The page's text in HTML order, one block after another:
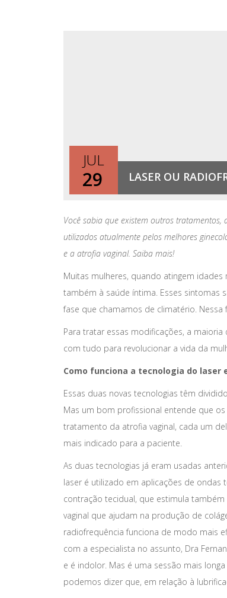
JUL
29 LASER OU
Você sabia que existem outros
utilizados atualmente pelos melhores
e a atrofia vaginal. Saiba mais!
Muitas mulheres, quando atingem
também à saúde íntima. Esses sintomas
fase que chamamos de climatério.
Para tratar essas modificações, a
com tudo para revolucionar a vida da
Como funciona a tecnologia do laser
Essas duas novas tecnologias têm
Mas um bom profissional entende que
tratamento da atrofia vaginal, cada um
mais indicado para a paciente.
As duas tecnologias já eram usadas
laser é utilizado em aplicações de
contração tecidual, que estimula
vaginal que ajudam na produção de
radiofrequência funciona de modo mais
com a especialista no assunto, Dra
e é indolor. Mas é uma sessão mais
podemos dizer que, em relação à